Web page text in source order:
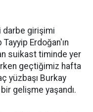
darbe girişimi
Erdoğan'ın
suikast timinde yer
geçtiğimiz hafta
yüzbaşı Burkay
gelişme yaşandı.